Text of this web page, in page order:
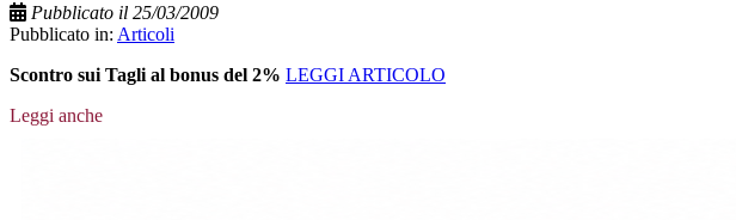
Pubblicato il 25/03/2009
Pubblicato in: Articoli
Scontro sui Tagli al bonus del 2% LEGGI ARTICOLO
Leggi anche